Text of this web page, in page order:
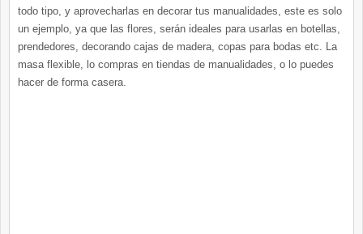
todo tipo, y aprovecharlas en decorar tus manualidades, este es solo
un ejemplo, ya que las flores, serán ideales para usarlas en botellas,
prendedores, decorando cajas de madera, copas para bodas etc. La
masa flexible, lo compras en tiendas de manualidades, o lo puedes
hacer de forma casera.